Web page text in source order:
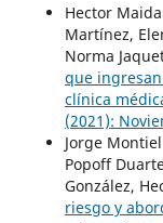
Hector
Martínez,
Norma
que
clínica
(2021):
Jorge
Popoff
González,
riesgo y